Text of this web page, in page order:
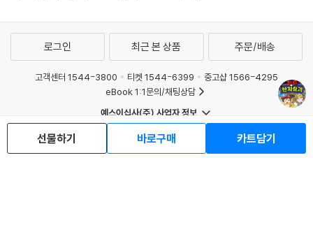
선물하기 바로구매 카트담기
로그인 최근 본 상품 주문/배송
고객센터 1544-3800 티켓 1544-6399
중고샵 1566-4295
eBook 1:1문의/채팅상담
예스이십사(주) 사업자 정보
이용약관
개인정보처리방침
청소년보호정책
회사소개
거래처관계자께